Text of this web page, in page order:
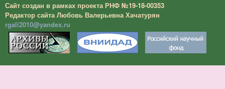
Сайт создан в рамках проекта РНФ №19-18-00353
Редактор сайта Любовь Валерьевна Хачатурян
rgali2010@yandex.ru